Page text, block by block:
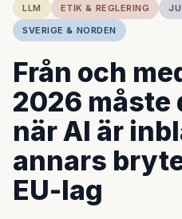
LLM ETIK & REGLERING
SVERIGE & NORDEN
Från och
2026 måste
när AI är
annars
EU-lag